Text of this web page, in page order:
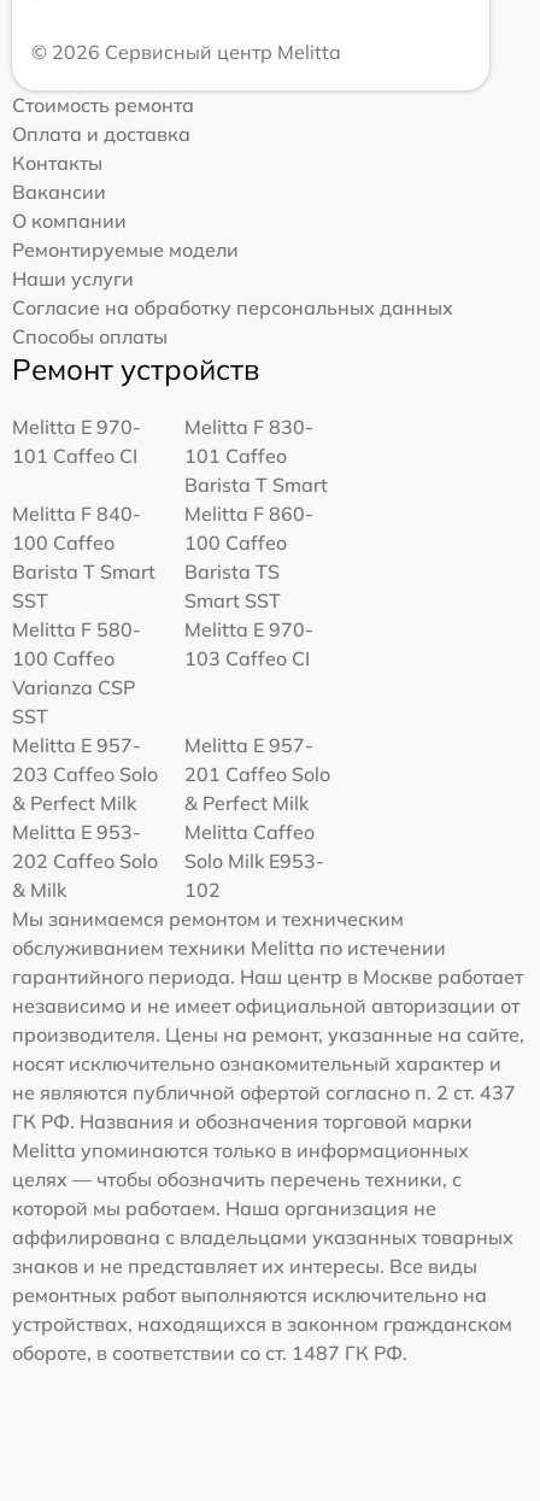
© 2026 Сервисный центр Melitta
Стоимость ремонта
Оплата и доставка
Контакты
Вакансии
О компании
Ремонтируемые модели
Наши услуги
Согласие на обработку персональных данных
Способы оплаты
Ремонт устройств
Melitta Е 970-
101 Caffeo CI
Melitta F 830-
101 Caffeo
Barista T Smart
Melitta F 840-
100 Caffeo
Barista T Smart
SST
Melitta F 860-
100 Caffeo
Barista TS
Smart SST
Melitta F 580-
100 Caffeo
Varianza CSP
SST
Melitta Е 970-
103 Caffeo CI
Melitta E 957-
203 Caffeo Solo
& Perfect Milk
Melitta E 957-
201 Caffeo Solo
& Perfect Milk
Melitta Е 953-
202 Caffeo Solo
& Milk
Melitta Caffeo
Solo Milk E953-
102
Мы занимаемся ремонтом и техническим
обслуживанием техники Melitta по истечении
гарантийного периода. Наш центр в Москве работает
независимо и не имеет официальной авторизации от
производителя. Цены на ремонт, указанные на сайте,
носят исключительно ознакомительный характер и
не являются публичной офертой согласно п. 2 ст. 437
ГК РФ. Названия и обозначения торговой марки
Melitta упоминаются только в информационных
целях — чтобы обозначить перечень техники, с
которой мы работаем. Наша организация не
аффилирована с владельцами указанных товарных
знаков и не представляет их интересы. Все виды
ремонтных работ выполняются исключительно на
устройствах, находящихся в законном гражданском
обороте, в соответствии со ст. 1487 ГК РФ.